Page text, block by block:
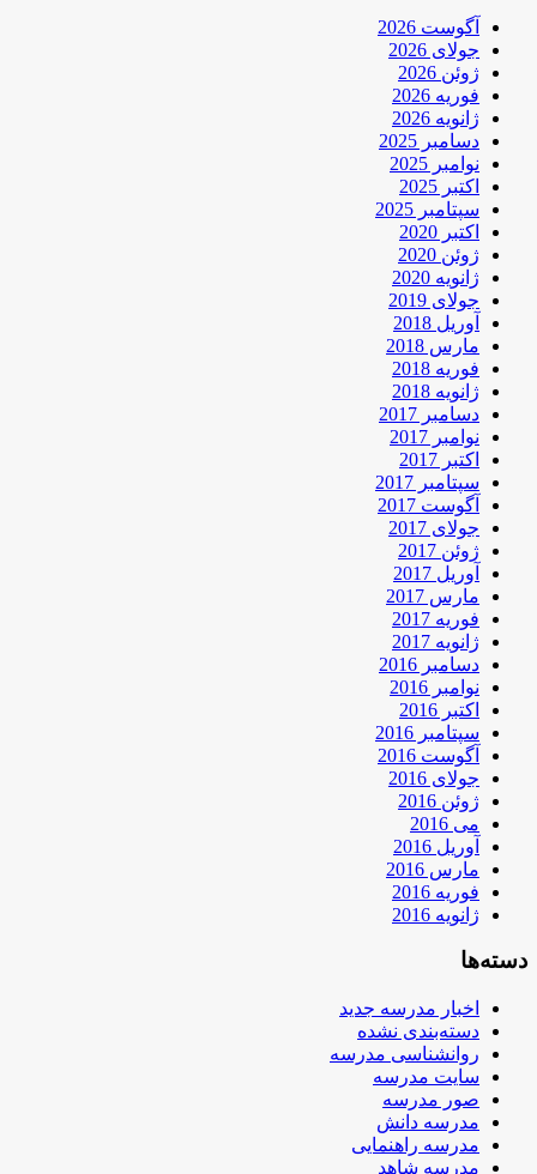
آگوست 2026
جولای 2026
ژوئن 2026
فوریه 2026
ژانویه 2026
دسامبر 2025
نوامبر 2025
اکتبر 2025
سپتامبر 2025
اکتبر 2020
ژوئن 2020
ژانویه 2020
جولای 2019
آوریل 2018
مارس 2018
فوریه 2018
ژانویه 2018
دسامبر 2017
نوامبر 2017
اکتبر 2017
سپتامبر 2017
آگوست 2017
جولای 2017
ژوئن 2017
آوریل 2017
مارس 2017
فوریه 2017
ژانویه 2017
دسامبر 2016
نوامبر 2016
اکتبر 2016
سپتامبر 2016
آگوست 2016
جولای 2016
ژوئن 2016
می 2016
آوریل 2016
مارس 2016
فوریه 2016
ژانویه 2016
دسته‌ها
اخبار مدرسه جدید
دسته‌بندی نشده
روانشناسی مدرسه
سایت مدرسه
صور مدرسه
مدرسه دانش
مدرسه راهنمایی
مدرسه شاهد